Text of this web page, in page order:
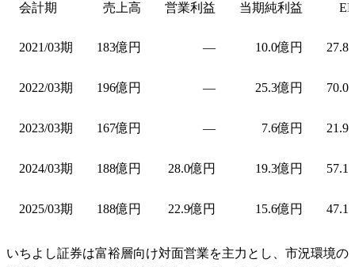
会計期 売上高 営業利益 当期純利益
2021/03期 183億円 — 10.0億円 27.8
2022/03期 196億円 — 25.3億円 70.0
2023/03期 167億円 — 7.6億円 21.9
2024/03期 188億円 28.0億円 19.3億円 57.1
2025/03期 188億円 22.9億円 15.6億円 47.1
いちよし証券は富裕層向け対面営業を主力とし、市況環境の